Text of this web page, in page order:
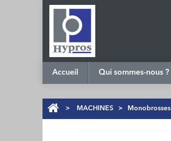
Accueil Qui sommes-nous ?
> MACHINES > Monobrosses